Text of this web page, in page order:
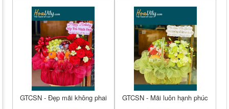
GTCSN - Đẹp mãi không phai GTCSN - Mãi luôn hạnh phúc